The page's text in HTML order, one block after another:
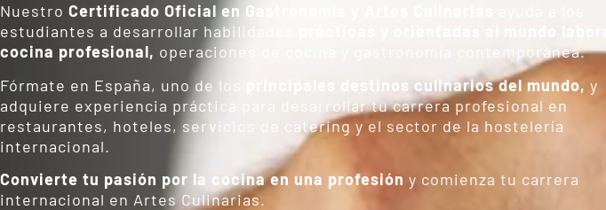
Nuestro Certificado Oficial en Gastronomía y Artes Culinarias
estudiantes a desarrollar habilidades
cocina profesional, operaciones de cocina y gastronomía contemporánea.
Fórmate en España, uno de los
principales destinos culinarios del mundo, y
adquiere experiencia práctica para desarrollar tu carrera profesional en
restaurantes, hoteles, servicios de catering y el sector de la hostelería
internacional.
Convierte tu pasión por la cocina en una profesión y comienza tu carrera
internacional en Artes Culinarias.